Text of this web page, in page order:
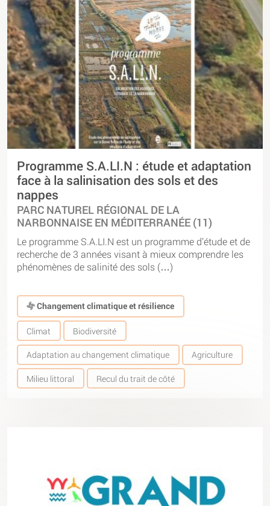
Programme S.A.LI.N : étude et adaptation
face à la salinisation des sols et des
nappes
PARC NATUREL RÉGIONAL DE LA
NARBONNAISE EN MÉDITERRANÉE (11)
Le programme S.A.LI.N est un programme d’étude et de
recherche de 3 années visant à mieux comprendre les
phénomènes de salinité des sols (…)
Changement climatique et résilience
Climat Biodiversité
Adaptation au changement climatique Agriculture
Milieu littoral Recul du trait de côté